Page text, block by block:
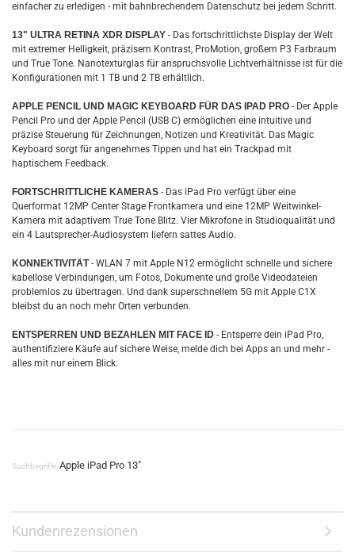
einfacher zu erledigen - mit bahnbrechendem Datenschutz bei jedem Schritt.
13" ULTRA RETINA XDR DISPLAY - Das fortschrittlichste Display der Welt
mit extremer Helligkeit, präzisem Kontrast, ProMotion, großem P3 Farbraum
und True Tone. Nanotexturglas für anspruchsvolle Lichtverhältnisse ist für die
Konfigurationen mit 1 TB und 2 TB erhältlich.
APPLE PENCIL UND MAGIC KEYBOARD FÜR DAS IPAD PRO - Der Apple
Pencil Pro und der Apple Pencil (USB C) ermöglichen eine intuitive und
präzise Steuerung für Zeichnungen, Notizen und Kreativität. Das Magic
Keyboard sorgt für angenehmes Tippen und hat ein Trackpad mit
haptischem Feedback.
FORTSCHRITTLICHE KAMERAS - Das iPad Pro verfügt über eine
Querformat 12MP Center Stage Frontkamera und eine 12MP Weitwinkel-
Kamera mit adaptivem True Tone Blitz. Vier Mikrofone in Studioqualität und
ein 4 Lautsprecher-Audiosystem liefern sattes Audio.
KONNEKTIVITÄT- WLAN 7 mit Apple N12 ermöglicht schnelle und sichere
kabellose Verbindungen, um Fotos, Dokumente und große Videodateien
problemlos zu übertragen. Und dank superschnellem 5G mit Apple C1X
bleibst du an noch mehr Orten verbunden.
ENTSPERREN UND BEZAHLEN MIT FACE ID - Entsperre dein iPad Pro,
authentifiziere Käufe auf sichere Weise, melde dich bei Apps an und mehr -
alles mit nur einem Blick.
Suchbegriffe:Apple iPad Pro 13"
Kundenrezensionen